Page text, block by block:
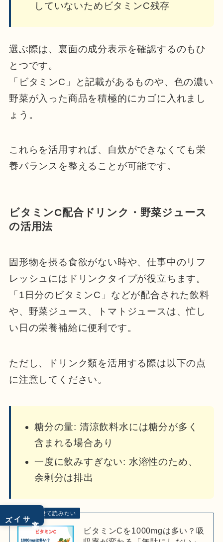
サイズ
していないためビタミンC残存
選ぶ際は、裏面の成分表示を確認するのもひ
とつです。
「ビタミンC」と記載があるものや、色の濃い
野菜が入った商品を積極的にカゴに入れまし
ょう。
これらを活用すれば、自炊ができなくても栄
養バランスを整えることが可能です。
ビタミンC配合ドリンク・野菜ジュース
の活用法
固形物を摂る食欲がない時や、仕事中のリフ
レッシュにはドリンクタイプが役立ちます。
「1日分のビタミンC」などが配合された飲料
や、野菜ジュース、トマトジュースは、忙し
い日の栄養補給に便利です。
ただし、ドリンク類を活用する際は以下の点
に注意してください。
糖分の量: 清涼飲料水には糖分が多く
含まれる場合あり
一度に飲みすぎない: 水溶性のため、
余剰分は排出
あわせて読みたい
ビタミンCを1000mgは多い？吸